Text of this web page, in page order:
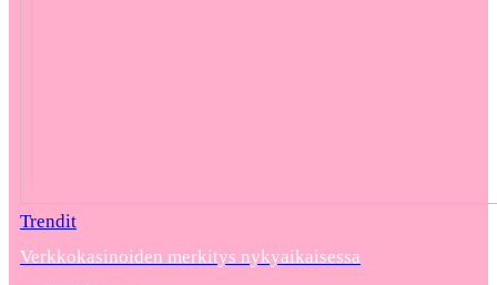
Trendit
Verkkokasinoiden merkitys nykyaikaisessa